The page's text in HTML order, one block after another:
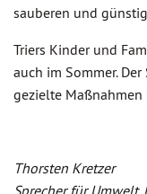
sauberen und
Triers Kinder und
auch im Sommer.
gezielte
Thorsten Kretzer
Sprecher für